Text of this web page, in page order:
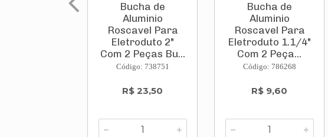
Bucha de
Aluminio
Roscavel Para
Eletroduto 2"
Com 2 Peças Bu...
Código: 738751
R$ 23,50
Bucha de
Aluminio
Roscavel Para
Eletroduto 1.1/4"
Com 2 Peça...
Código: 786268
R$ 9,60